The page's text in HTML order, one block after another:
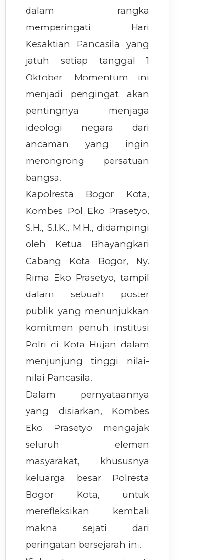
dalam rangka
memperingati Hari
Kesaktian Pancasila yang
jatuh setiap tanggal 1
Oktober. Momentum ini
menjadi pengingat akan
pentingnya menjaga
ideologi negara dari
ancaman yang ingin
merongrong persatuan
bangsa.
Kapolresta Bogor Kota,
Kombes Pol Eko Prasetyo,
S.H., S.I.K., M.H., didampingi
oleh Ketua Bhayangkari
Cabang Kota Bogor, Ny.
Rima Eko Prasetyo, tampil
dalam sebuah poster
publik yang menunjukkan
komitmen penuh institusi
Polri di Kota Hujan dalam
menjunjung tinggi nilai-
nilai Pancasila.
Dalam pernyataannya
yang disiarkan, Kombes
Eko Prasetyo mengajak
seluruh elemen
masyarakat, khususnya
keluarga besar Polresta
Bogor Kota, untuk
merefleksikan kembali
makna sejati dari
peringatan bersejarah ini.